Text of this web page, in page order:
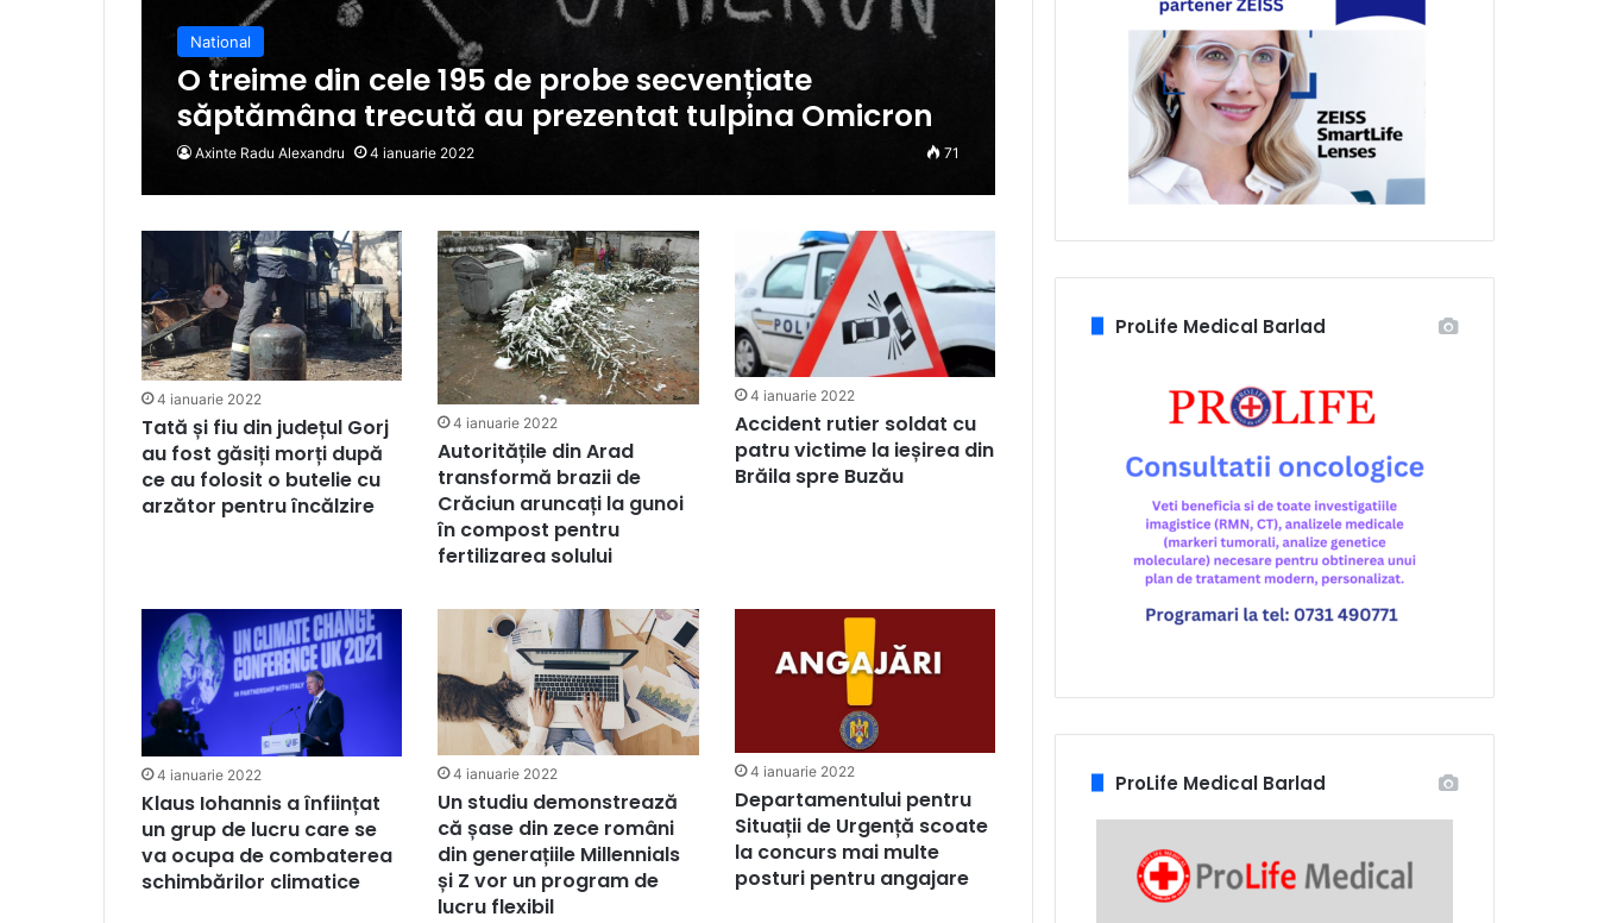
National
O treime din cele 195 de probe secvențiate
săptămâna trecută au prezentat tulpina Omicron
Axinte Radu Alexandru 4 ianuarie 2022 71
4 ianuarie 2022
Tată și fiu din județul Gorj
au fost găsiți morți după
ce au folosit o butelie cu
arzător pentru încălzire
4 ianuarie 2022
Autoritățile din Arad
transformă brazii de
Crăciun aruncați la gunoi
în compost pentru
fertilizarea solului
4 ianuarie 2022
Accident rutier soldat cu
patru victime la ieșirea din
Brăila spre Buzău
4 ianuarie 2022
Klaus Iohannis a înființat
un grup de lucru care se
va ocupa de combaterea
schimbărilor climatice
4 ianuarie 2022
Un studiu demonstrează
că șase din zece români
din generațiile Millennials
și Z vor un program de
lucru flexibil
4 ianuarie 2022
Departamentului pentru
Situații de Urgență scoate
la concurs mai multe
posturi pentru angajare
ProLife Medical Barlad
ProLife Medical Barlad